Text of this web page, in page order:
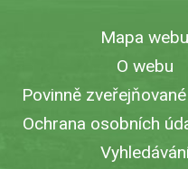
Mapa webu
O webu
Povinně
Ochrana osobních